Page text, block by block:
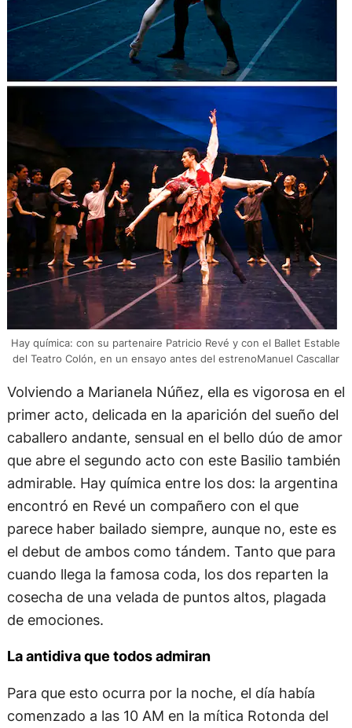
Hay química: con su partenaire Patricio Revé y con el Ballet Estable
del Teatro Colón, en un ensayo antes del estrenoManuel Cascallar
Volviendo a Marianela Núñez, ella es vigorosa en el
primer acto, delicada en la aparición del sueño del
caballero andante, sensual en el bello dúo de amor
que abre el segundo acto con este Basilio también
admirable. Hay química entre los dos: la argentina
encontró en Revé un compañero con el que
parece haber bailado siempre, aunque no, este es
el debut de ambos como tándem. Tanto que para
cuando llega la famosa coda, los dos reparten la
cosecha de una velada de puntos altos, plagada
de emociones.
La antidiva que todos admiran
Para que esto ocurra por la noche, el día había
comenzado a las 10 AM en la mítica Rotonda del